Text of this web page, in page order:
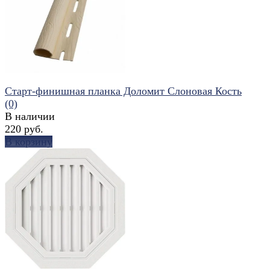
Старт-финишная планка Доломит Слоновая Кость
(0)
В наличии
220 руб.
В корзину